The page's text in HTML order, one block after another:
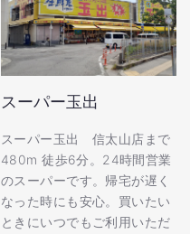
スーパー玉出
スーパー玉出 信太山店まで
480m 徒歩6分。24時間営業
のスーパーです。帰宅が遅く
なった時にも安心。買いたい
ときにいつでもご利用いただ